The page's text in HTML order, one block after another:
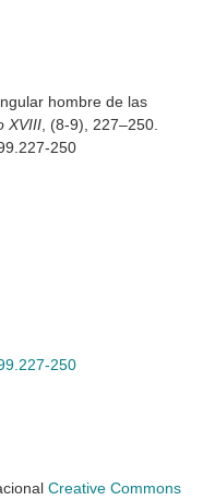
hombre de las
XVIII , (8-9), 227–250.
250
250
Creative Commons